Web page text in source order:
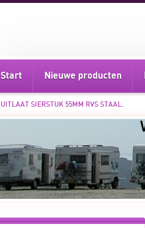
Start Nieuwe producten
UITLAAT SIERSTUK 55MM RVS STAAL.